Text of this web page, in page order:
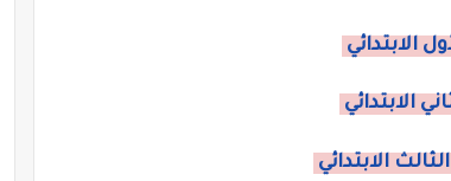
الابتدائي
الابتدائي
الابتدائي